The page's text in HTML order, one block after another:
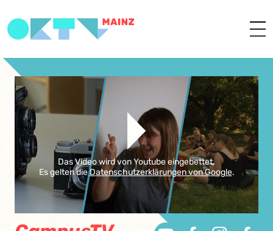
Das Video wird von Youtube eingebettet.
Es gelten dieDatenschutzerklärungen von Google.